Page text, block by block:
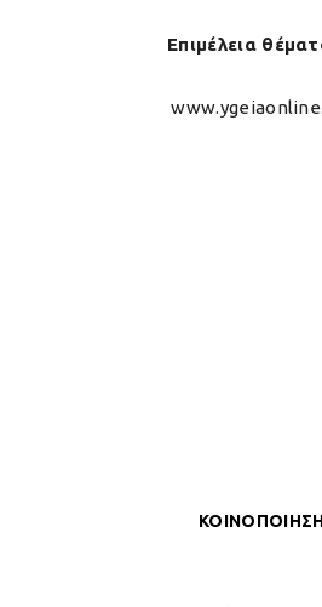
Επιμέλεια
ΚΟΙΝΟΠΟΙΗΣΗ